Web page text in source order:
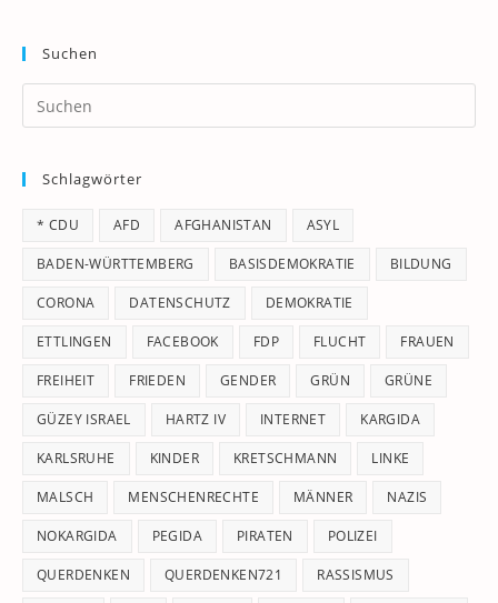
Suchen
Schlagwörter
* CDU AFD AFGHANISTAN ASYL
BADEN-WÜRTTEMBERG BASISDEMOKRATIE BILDUNG
CORONA DATENSCHUTZ DEMOKRATIE
ETTLINGEN FACEBOOK FDP FLUCHT FRAUEN
FREIHEIT FRIEDEN GENDER GRÜN GRÜNE
GÜZEY ISRAEL HARTZ IV INTERNET KARGIDA
KARLSRUHE KINDER KRETSCHMANN LINKE
MALSCH MENSCHENRECHTE MÄNNER NAZIS
NOKARGIDA PEGIDA PIRATEN POLIZEI
QUERDENKEN QUERDENKEN721 RASSISMUS